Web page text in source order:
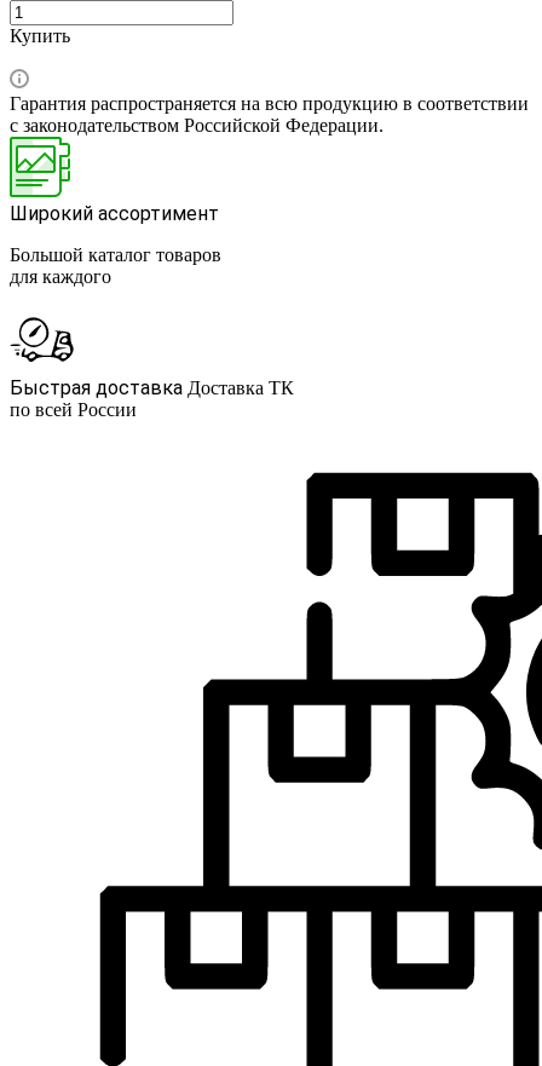
Купить
Гарантия распространяется на всю продукцию в соответствии
с законодательством Российской Федерации.
Широкий ассортимент
Большой каталог товаров
для каждого
Быстрая доставка Доставка ТК
по всей России